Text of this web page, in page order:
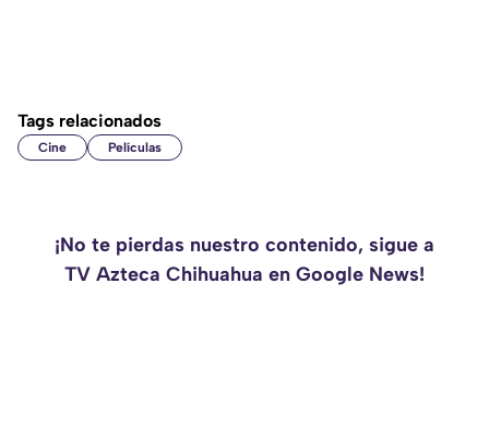
Tags relacionados
Cine Películas
¡No te pierdas nuestro contenido, sigue a
TV Azteca Chihuahua en Google News!